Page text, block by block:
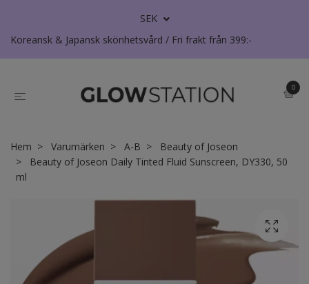
SEK
Koreansk & Japansk skönhetsvård / Fri frakt från 399:-
0
Hem Varumärken A-B
Beauty of Joseon
Beauty of Joseon Daily Tinted Fluid Sunscreen, DY330, 50
ml